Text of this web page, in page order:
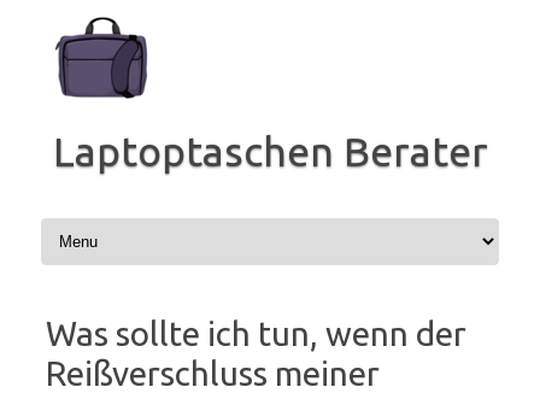
springen
Laptoptaschen Berater
Was sollte ich tun, wenn der
Reißverschluss meiner